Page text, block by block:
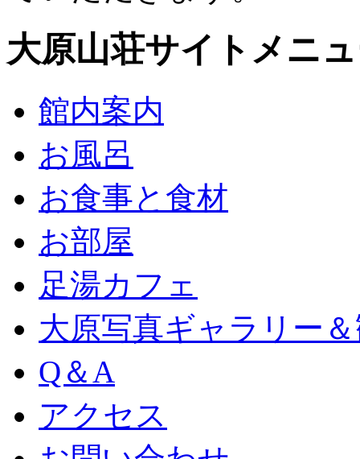
大原山荘サイトメニ
館内案内
お風呂
お食事と食材
お部屋
足湯カフェ
大原写真ギャラリー
Q＆A
アクセス